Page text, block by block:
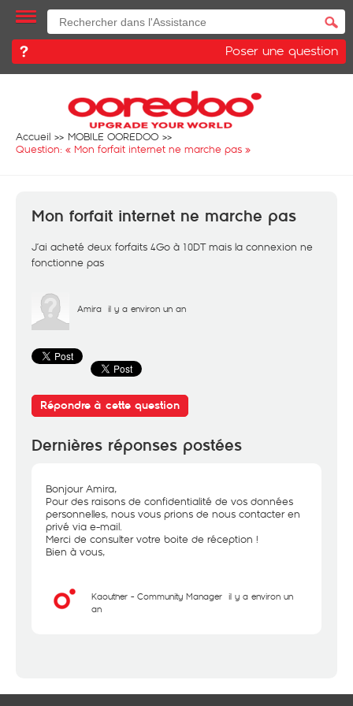
Poser une question
Accueil
MOBILE OOREDOO
Question: « Mon forfait internet ne marche pas »
Mon forfait internet ne marche pas
J’ai acheté deux forfaits 4Go à 10DT mais la connexion ne
fonctionne pas
Amira il y a environ un an
Répondre à cette question
Dernières réponses postées
Bonjour Amira,
Pour des raisons de confidentialité de vos données
personnelles, nous vous prions de nous contacter en
privé via e-mail.
Merci de consulter votre boite de réception !
Bien à vous,
Kaouther - Community Manager il y a environ un
an